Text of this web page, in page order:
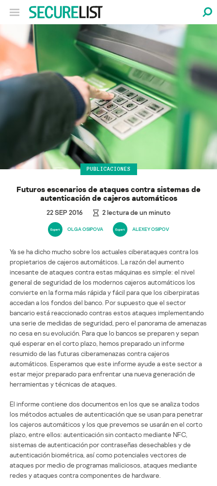
PUBLICACIONES
Futuros escenarios de ataques contra sistemas de
autenticación de cajeros automáticos
22 SEP 2016 2lectura de un minuto
OLGA OSIPOVA ALEXEY OSIPOV
Ya se ha dicho mucho sobre los actuales ciberataques contra los
propietarios de cajeros automáticos. La razón del aumento
incesante de ataques contra estas máquinas es simple: el nivel
general de seguridad de los modernos cajeros automáticos los
convierte en la forma más rápida y fácil para que los ciberpiratas
accedan a los fondos del banco. Por supuesto que el sector
bancario está reaccionado contras estos ataques implementando
una serie de medidas de seguridad, pero el panorama de amenazas
no cesa en su evolución. Para que lo bancos se preparen y sepan
qué esperar en el corto plazo, hemos preparado un informe
resumido de las futuras ciberamenazas contra cajeros
automáticos. Esperamos que este informe ayude a este sector a
estar mejor preparado para enfrentar una nueva generación de
herramientas y técnicas de ataques.
El informe contiene dos documentos en los que se analiza todos
los métodos actuales de autenticación que se usan para penetrar
los cajeros automáticos y los que prevemos se usarán en el corto
plazo, entre ellos: autenticación sin contacto mediante NFC,
sistemas de autenticación por contraseñas desechables y de
autenticación biométrica, así como potenciales vectores de
ataques por medio de programas maliciosos, ataques mediante
redes y ataques contra componentes de hardware.